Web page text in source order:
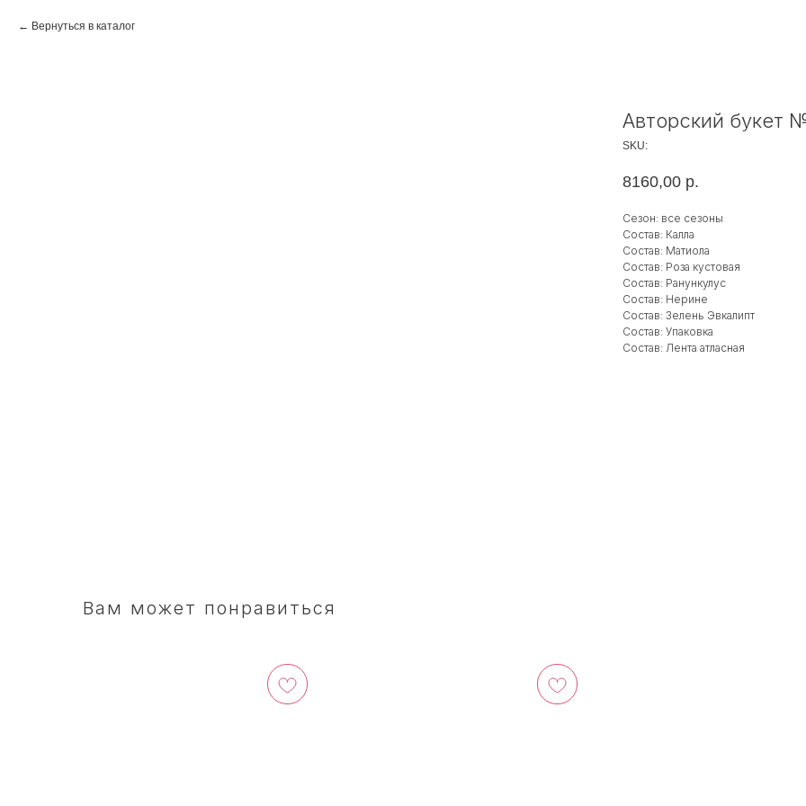
Вернуться в каталог
Авторский букет
SKU:
8160,00 р.
Сезон: все сезоны
Состав: Калла
Состав: Матиола
Состав: Роза кустовая
Состав: Ранункулус
Состав: Нерине
Состав: Зелень Эвкалипт
Состав: Упаковка
Состав: Лента атласная
Вам может понравиться